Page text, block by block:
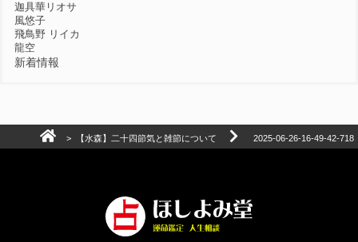
迦具華リオサ
風悠子
飛鳥野 リイカ
龍空
新着情報
> 【水森】二十四節気と雑節について 2025-06-26-16-49-42-718